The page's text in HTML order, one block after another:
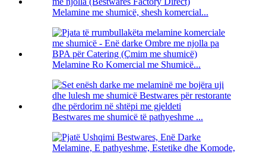
Melamine me shumicë, shesh komercial...
Melamine Ro Komercial me Shumicë...
Bestwares me shumicë të pathyeshme ...